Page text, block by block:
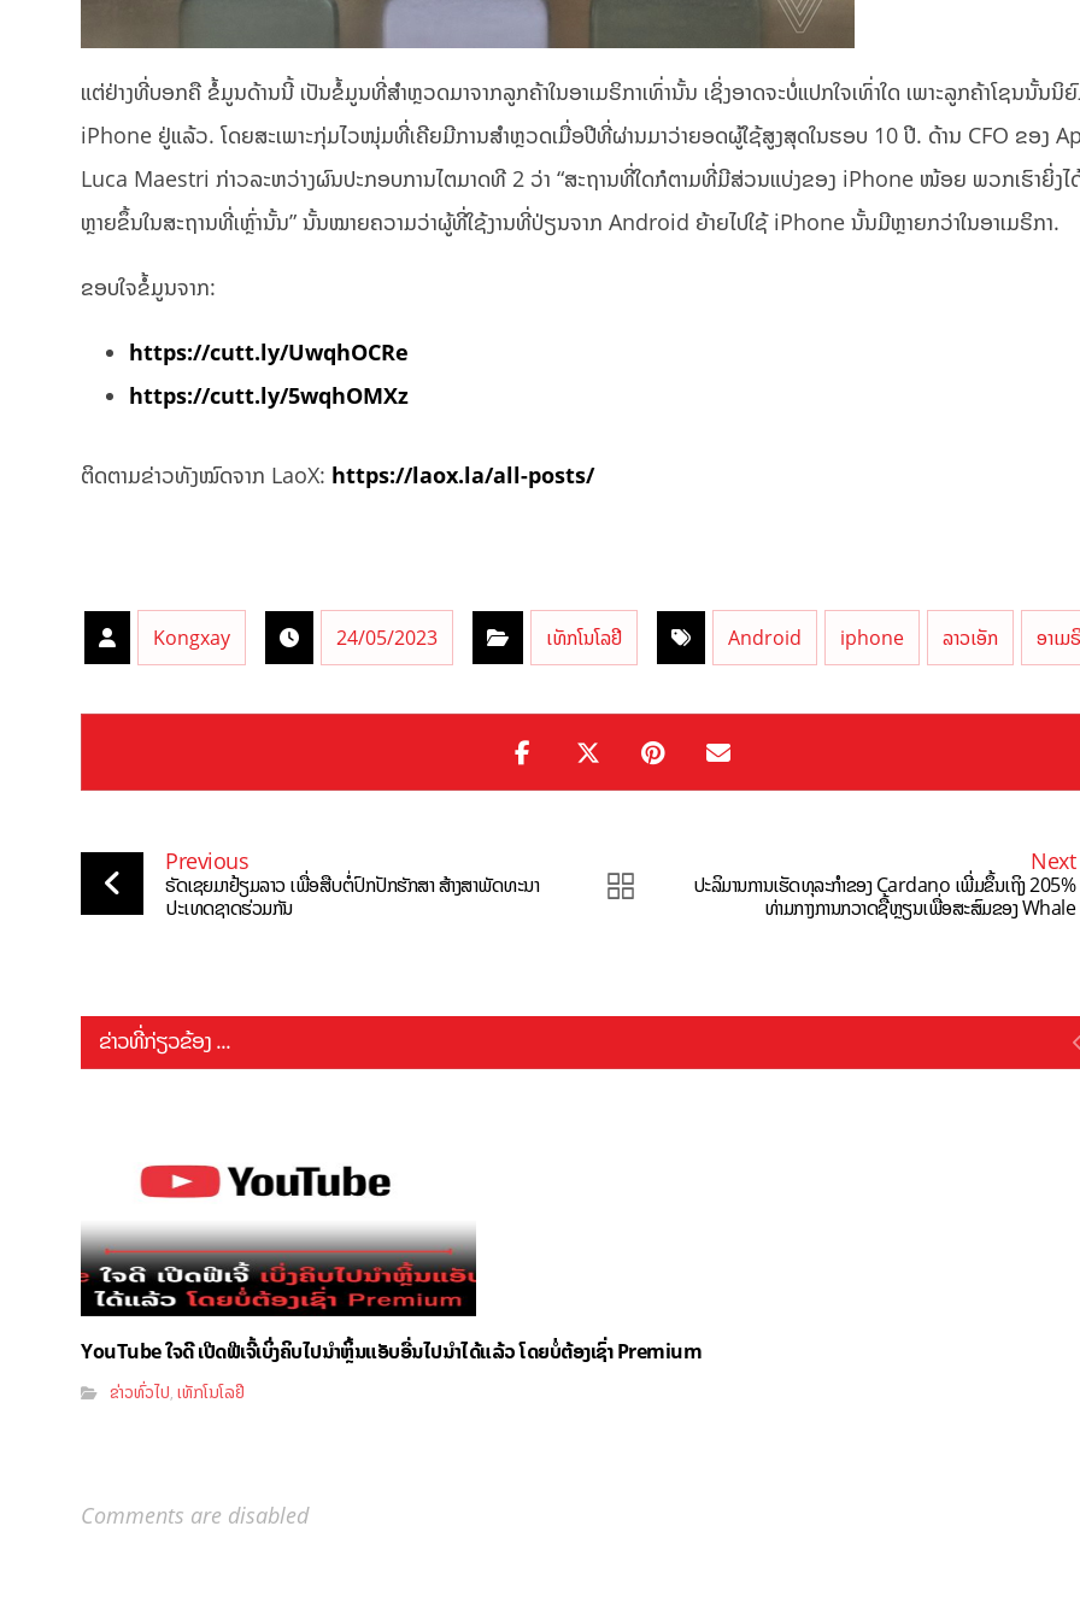
ແຕ່ຢ່າງທີ່ບອກຄື ຂໍ້ມູນດ້ານນີ້ ເປັນຂໍ້ມູນທີ່ສຳຫຼວດມາຈາກລູກຄ້າໃນອາເມຣິກາເທົ່ານັ້ນ ເຊິ່ງອາດຈະບໍ່ແປກໃຈເທົ່າໃດ ເພາະລູກຄ້າໂຊນນັ້ນນິ
iPhone ຢູ່ແລ້ວ. ໂດຍສະເພາະກຸ່ມໄວໜຸ່ມທີ່ເຄີຍມີການສຳຫຼວດເມື່ອປີທີ່ຜ່ານມາວ່າຍອດຜູ້ໃຊ້ສູງສຸດໃນຮອບ 10 ປີ. ດ້ານ CFO ຂອງ
Luca Maestri ກ່າວລະຫວ່າງຜົນປະກອບການໄຕມາດທີ 2 ວ່າ “ສະຖານທີ່ໃດກໍຕາມທີ່ມີສ່ວນແບ່ງຂອງ iPhone ໜ້ອຍ ພວກເຮົາຍິ່ງໄ
ຫຼາຍຂຶ້ນໃນສະຖານທີ່ເຫຼົ່ານັ້ນ” ນັ້ນໝາຍຄວາມວ່າຜູ້ທີ່ໃຊ້ງານທີ່ປ່ຽນຈາກ Android ຍ້າຍໄປໃຊ້ iPhone ນັ້ນມີຫຼາຍກວ່າໃນອາເມຣິກາ.
ຂອບໃຈຂໍ້ມູນຈາກ:
https://cutt.ly/UwqhOCRe
https://cutt.ly/5wqhOMXz
ຕິດຕາມຂ່າວທັງໝົດຈາກ LaoX: https://laox.la/all-posts/
Kongxay 24/05/2023 ເທັກໂນໂລຢີ Android iphone ລາວເອັກ ອາເມ
Previous
ຣັດເຊຍມາຢ້ຽມລາວ ເພື່ອສືບຕໍ່ປົກປັກຮັກສາ ສ້າງສາພັດທະນາ
ປະເທດຊາດຮ່ວມກັນ
Next
ປະລິມານການເຮັດທຸລະກຳຂອງ Cardano ເພີ່ມຂຶ້ນເຖິງ 205%
ທ່າມກາງການກວາດຊື້ຫຼຽນເພື່ອສະສົມຂອງ Whale
ຂ່າວທີ່ກ່ຽວຂ້ອງ ...
YouTube ໃຈດີ ເປີດຟີເຈີ້ເບິ່ງຄິບໄປນຳຫຼິ້ນແອັບອື່ນໄປນຳໄດ້ແລ້ວ ໂດຍບໍ່ຕ້ອງເຊົ່າ Premium
ຂ່າວທົ່ວໄປ,ເທັກໂນໂລຢີ
Comments are disabled